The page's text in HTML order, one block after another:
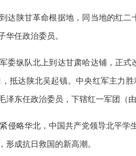
达陕甘革命根据地，同当地的红二
华任政治委员。
委纵队北上到达甘肃哈达铺，正式
抵达陕北吴起镇。中央红军主力
泽东任政治委员，下辖红一军团（
侵略华北，中国共产党领导北平学
形成抗日救国的新高潮。